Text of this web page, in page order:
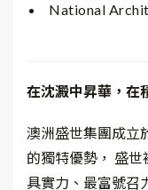
National
在沈澱中昇華，在
澳洲盛世集團成立
的獨特優勢， 盛
具實力、最富號召